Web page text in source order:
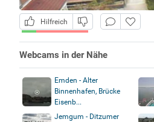
Hilfreich
Webcams in der Nähe
Emden - Alter
Binnenhafen, Brücke
Eisenb...
Jemgum - Ditzumer